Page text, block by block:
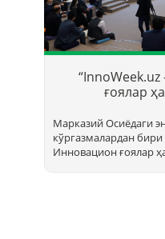
ғоялар
Марказий Осиёдаги
кўргазмалардан бири
Инновацион ғоялар